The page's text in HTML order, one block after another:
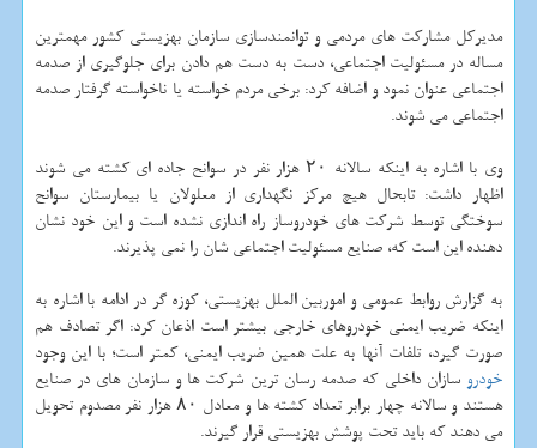
مدیركل مشاركت های مردمی و توانمندسازی سازمان بهزیستی كشور مهمترین
مساله در مسئولیت اجتماعی، دست به دست هم دادن برای جلوگیری از صدمه
اجتماعی عنوان نمود و اضافه كرد: برخی مردم خواسته یا ناخواسته گرفتار صدمه
اجتماعی می شوند.
وی با اشاره به اینكه سالانه ۲۰ هزار نفر در سوانح جاده ای كشته می شوند
اظهار داشت: تابحال هیچ مركز نگهداری از معلولان یا بیمارستان سوانح
سوختگی توسط شركت های خودروساز راه اندازی نشده است و این خود نشان
دهنده این است كه، صنایع مسئولیت اجتماعی شان را نمی پذیرند.
به گزارش روابط عمومی و اموربین الملل بهزیستی، كوزه گر در ادامه با اشاره به
اینكه ضریب ایمنی خودروهای خارجی بیشتر است اذعان كرد: اگر تصادف هم
صورت گیرد، تلفات آنها به علت همین ضریب ایمنی، كمتر است؛ با این وجود
خودرو سازان داخلی كه صدمه رسان ترین شركت ها و سازمان های در صنایع
هستند و سالانه چهار برابر تعداد كشته ها و معادل ۸۰ هزار نفر مصدوم تحویل
می دهند كه باید تحت پوشش بهزیستی قرار گیرند.